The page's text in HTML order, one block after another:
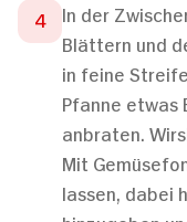
In der
Blättern und
in feine
Pfanne etwas
anbraten.
Mit
lassen, dabei